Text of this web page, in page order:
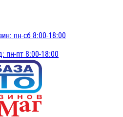
пн-сб 8:00-18:00
пн-пт 8:00-18:00